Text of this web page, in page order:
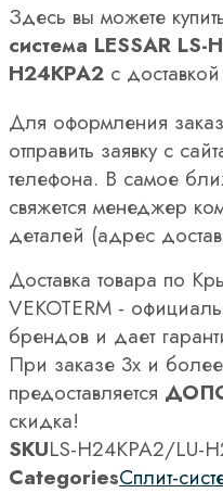
Здесь вы можете
система LESSAR
H24KPA2 с
Для оформления
отправить заявку с
телефона. В самое
свяжется менеджер
деталей (адрес
Доставка товара по
VEKOTERM -
брендов и дает
При заказе 3х и
предоставляется
скидка!
SKULS-H24KPA2/LU-
CategoriesСплит-